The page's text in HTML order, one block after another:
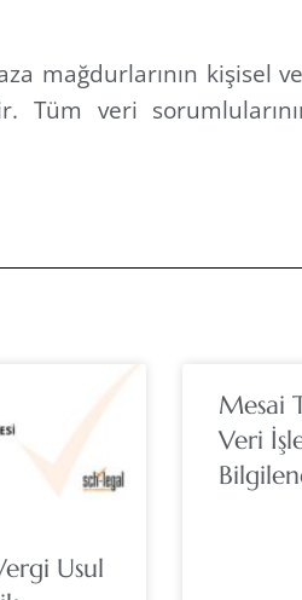
mağdurlarının
Tüm veri
Usul
Mesai
Veri